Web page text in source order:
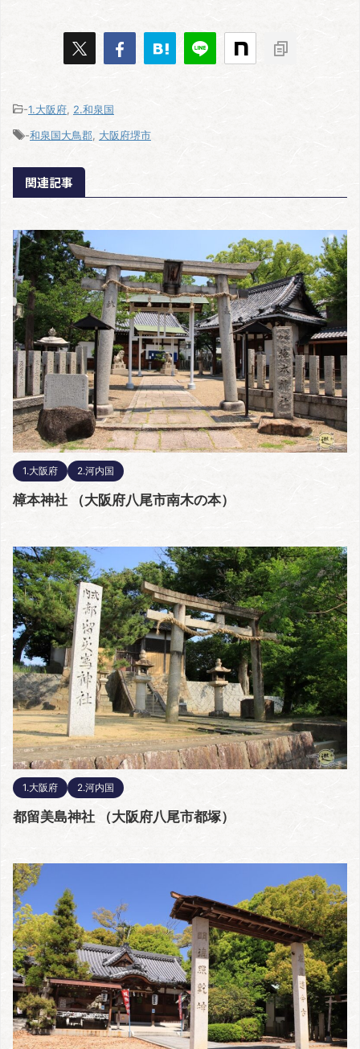
-1.大阪府 2.和泉国
-和泉国大鳥郡, 大阪府堺市
関連記事
1.大阪府 2.河内国
樟本神社 （大阪府八尾市南木の本）
1.大阪府 2.河内国
都留美島神社 （大阪府八尾市都塚）